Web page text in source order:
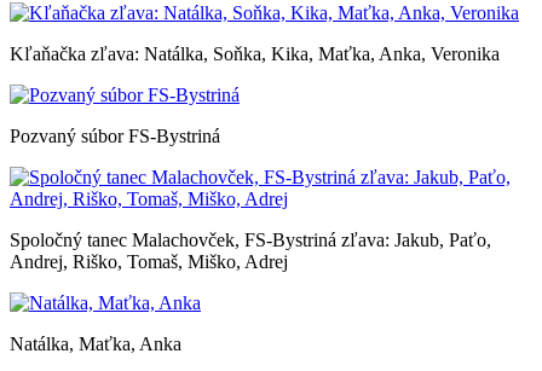
Kľaňačka zľava: Natálka, Soňka, Kika, Maťka, Anka, Veronika
Pozvaný súbor FS-Bystriná
Spoločný tanec Malachovček, FS-Bystriná zľava: Jakub, Paťo,
Andrej, Riško, Tomaš, Miško, Adrej
Natálka, Maťka, Anka